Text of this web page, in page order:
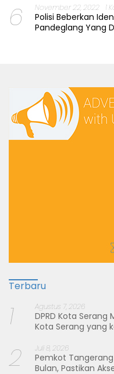
6 November 22, 2022 1
Polisi Beberkan
Pandeglang Yang
Terbaru
1 Agustus 7, 2026
DPRD Kota
Kota Serang yang
2 Juli 8, 2026
Pemkot Tangerang
Bulan, Pastikan